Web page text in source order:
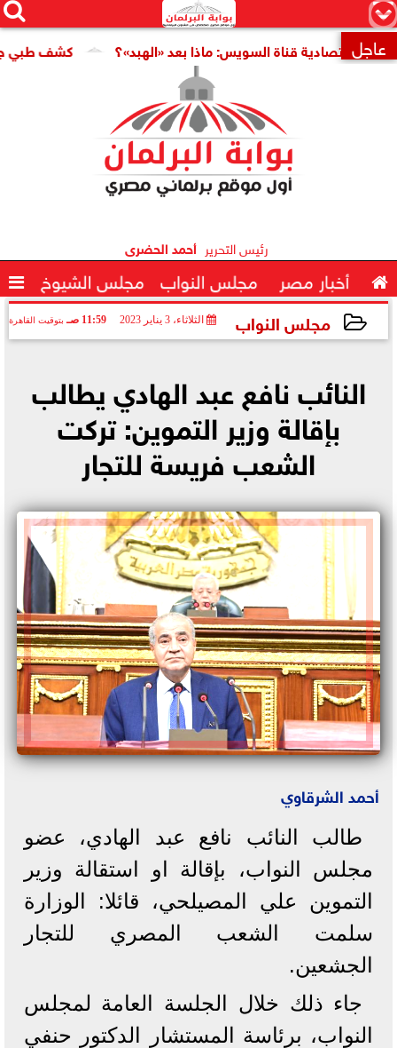
×


 عاجل كشف طبي جديد قناة السويس: ماذا بعد «الهبد»؟
رئيس التحرير أحمد الحضرى
 أخبار مصر مجلس النواب مجلس الشيوخ 
مجلس النواب الثلاثاء، 3 يناير 2023 11:59 صـ بتوقيت القاهرة
النائب نافع عبد الهادي يطالب
بإقالة وزير التموين: تركت
الشعب فريسة للتجار
أحمد الشرقاوي
طالب النائب نافع عبد الهادي، عضو
مجلس النواب، بإقالة او استقالة وزير
التموين علي المصيلحي، قائلا: الوزارة
سلمت الشعب المصري للتجار
الجشعين.
جاء ذلك خلال الجلسة العامة لمجلس
النواب، برئاسة المستشار الدكتور حنفي